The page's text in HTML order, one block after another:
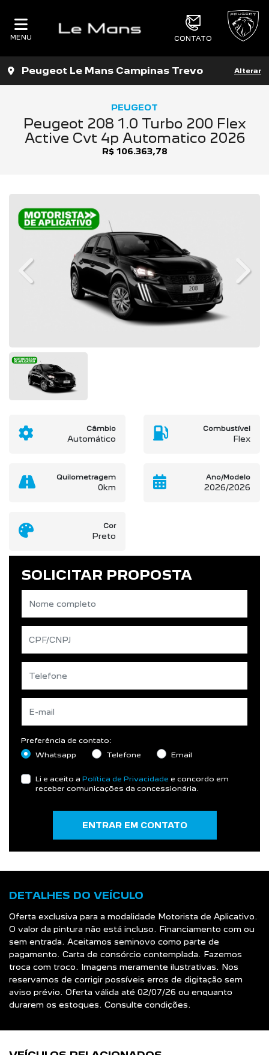
MENU CONTATO
Peugeot Le Mans Campinas Trevo Alterar
PEUGEOT
Peugeot 208 1.0 Turbo 200 Flex
Active Cvt 4p Automatico 2026
R$ 106.363,78
Previous Next
Câmbio
Automático
Combustível
Flex
Quilometragem
0km
Ano/Modelo
2026/2026
Cor
Preto
SOLICITAR PROPOSTA
Preferência de contato:
Whatsapp
Telefone Email
Li e aceito a Política de Privacidade e concordo em
receber comunicações da concessionária.
ENTRAR EM CONTATO
DETALHES DO VEÍCULO
Oferta exclusiva para a modalidade Motorista de Aplicativo.
O valor da pintura não está incluso. Financiamento com ou
sem entrada. Aceitamos seminovo como parte de
pagamento. Carta de consórcio contemplada. Fazemos
troca com troco. Imagens meramente ilustrativas. Nos
reservamos de corrigir possíveis erros de digitação sem
aviso prévio. Oferta válida até 02/07/26 ou enquanto
durarem os estoques. Consulte condições.